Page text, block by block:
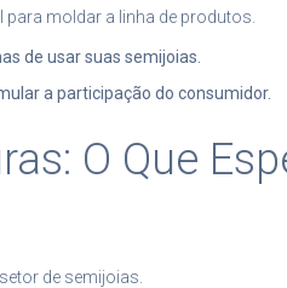
para moldar a linha de produtos.
de usar suas semijoias.
a participação do consumidor.
O Que
de semijoias.